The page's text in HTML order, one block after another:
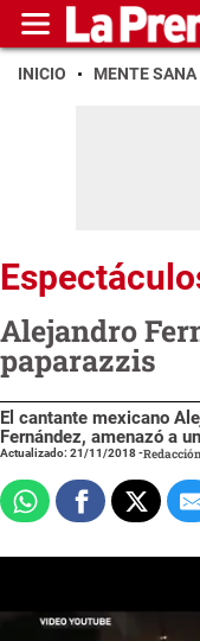
INICIO MENTE SANA
Alejandro
paparazzis
El cantante mexicano
Fernández, amenazó a
Actualizado: 21/11/2018-